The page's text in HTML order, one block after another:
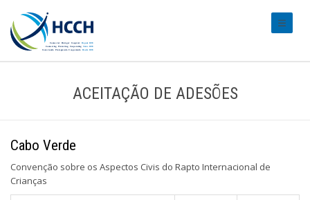
ACEITAÇÃO DE ADESÕES
Cabo Verde
Convenção sobre os Aspectos Civis do Rapto Internacional de
Crianças